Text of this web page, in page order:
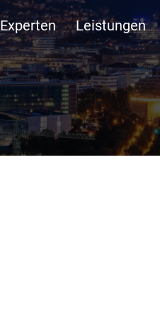
Experten Leistungen